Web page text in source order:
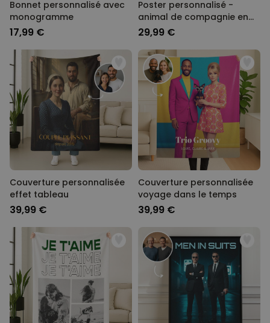
Bonnet personnalisé avec
monogramme
17,99 €
Poster personnalisé -
animal de compagnie en
uniforme
29,99 €
Couverture personnalisée
effet tableau
39,99 €
Couverture personnalisée
voyage dans le temps
39,99 €